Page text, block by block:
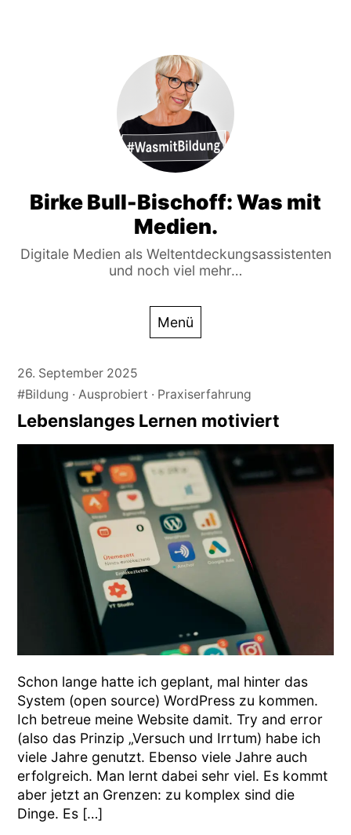
Birke Bull-Bischoff: Was mit
Medien.
Digitale Medien als Weltentdeckungsassistenten
und noch viel mehr…
Menü
26. September 2025
#Bildung
Ausprobiert Praxiserfahrung
Lebenslanges Lernen motiviert
Schon lange hatte ich geplant, mal hinter das
System (open source) WordPress zu kommen.
Ich betreue meine Website damit. Try and error
(also das Prinzip „Versuch und Irrtum) habe ich
viele Jahre genutzt. Ebenso viele Jahre auch
erfolgreich. Man lernt dabei sehr viel. Es kommt
aber jetzt an Grenzen: zu komplex sind die
Dinge. Es […]